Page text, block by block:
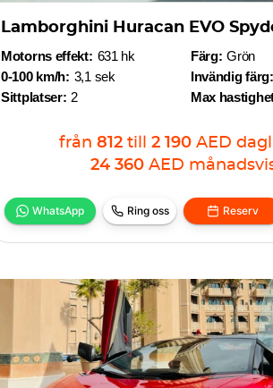
Lamborghini Huracan EVO
Motorns effekt: 631 hk
0-100 km/h: 3,1 sek
Sittplatser: 2
Färg: Grön
Invändig färg:
Max
från 812 till 2 190 AED
24 360 AED
WhatsApp Ring oss Reserv